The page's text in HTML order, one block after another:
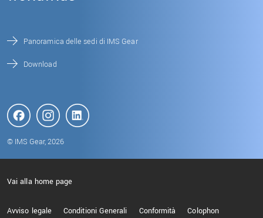
Panoramica delle sedi di IMS Gear
Download
© IMS Gear, 2026
Vai alla home page
Avviso legale Conditioni Generali Conformità Colophon